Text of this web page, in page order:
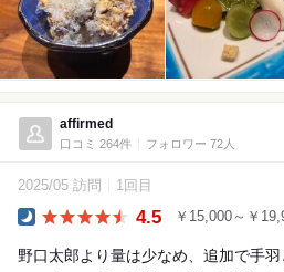
affirmed
口コミ 264件 フォロワー 72人
2025/05 訪問 1回目
4.5 ￥15,000～￥
野口太郎より量は少なめ、追加で手